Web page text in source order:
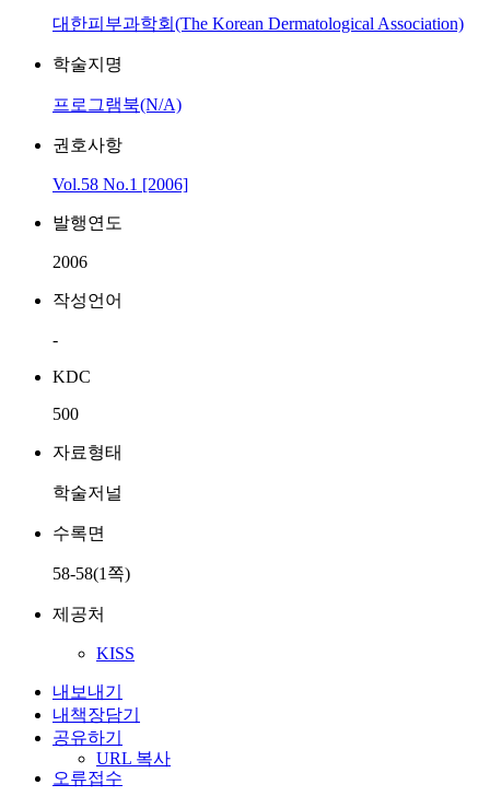
대한피부과학회(The Korean Dermatological Association)
학술지명
프로그램북(N/A)
권호사항
Vol.58 No.1 [2006]
발행연도
2006
작성언어
-
KDC
500
자료형태
학술저널
수록면
58-58(1쪽)
제공처
KISS
내보내기
내책장담기
공유하기
URL 복사
오류접수